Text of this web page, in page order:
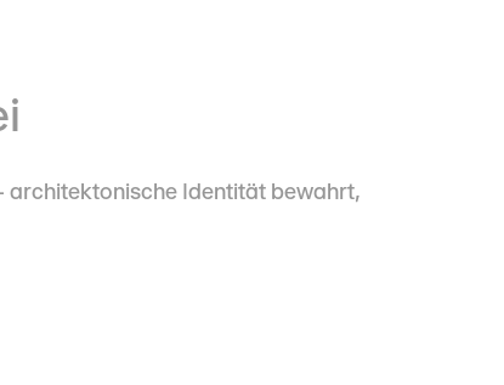
architektonische Identität bewahrt,